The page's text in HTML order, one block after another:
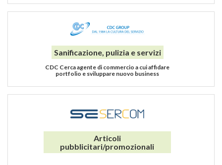
Sanificazione, pulizia e servizi
CDC Cerca agente di commercio a cui affidare
portfolio e sviluppare nuovo business
Articoli
pubblicitari/promozionali